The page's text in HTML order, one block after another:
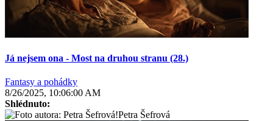
Já nejsem ona - Most na druhou stranu (28.)
Fantasy a pohádky
8/26/2025, 10:06:00 AM
Shlédnuto:
Petra Šefrová